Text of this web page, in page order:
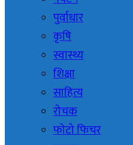
पुर्वाधार
कृषि
स्वास्थ्य
शिक्षा
साहित्य
रोचक
फोटो फिचर